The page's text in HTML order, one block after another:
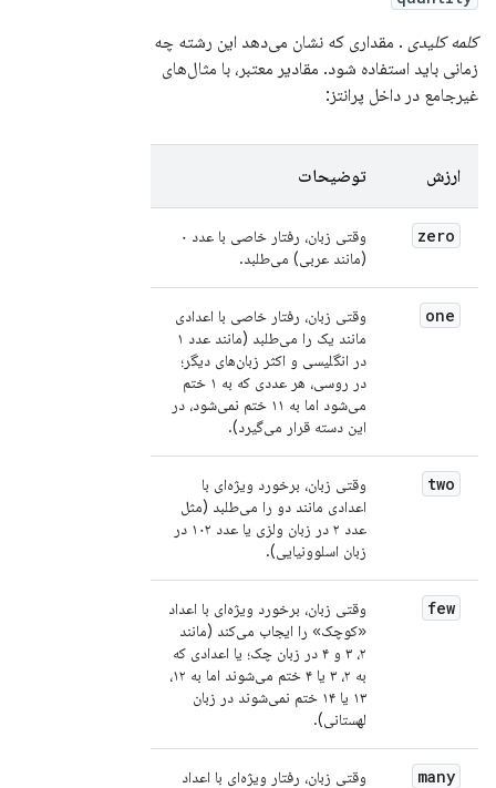
کلمه کلیدی . مقداری که نشان می‌دهد این رشته چه
زمانی باید استفاده شود. مقادیر معتبر، با مثال‌های
غیرجامع در داخل پرانتز:
ارزش توضیحات
zero
وقتی زبان، رفتار خاصی با عدد ۰
(مانند عربی) می‌طلبد.
one
وقتی زبان، رفتار خاصی با اعدادی
مانند یک را می‌طلبد (مانند عدد ۱
در انگلیسی و اکثر زبان‌های دیگر؛
در روسی، هر عددی که به ۱ ختم
می‌شود اما به ۱۱ ختم نمی‌شود، در
این دسته قرار می‌گیرد).
two
وقتی زبان، برخورد ویژه‌ای با
اعدادی مانند دو را می‌طلبد (مثل
عدد ۲ در زبان ولزی یا عدد ۱۰۲ در
زبان اسلوونیایی).
few
وقتی زبان، برخورد ویژه‌ای با اعداد
«کوچک» را ایجاب می‌کند (مانند
۲، ۳ و ۴ در زبان چک؛ یا اعدادی که
به ۲، ۳ یا ۴ ختم می‌شوند اما به ۱۲،
۱۳ یا ۱۴ ختم نمی‌شوند در زبان
لهستانی).
many
وقتی زبان، رفتار ویژه‌ای با اعداد